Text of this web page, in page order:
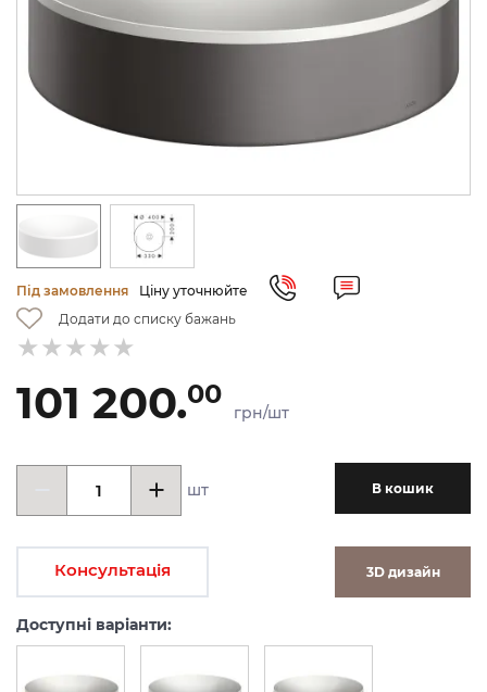
Під замовлення
Ціну уточнюйте
Додати до списку бажань
101 200.00
грн/шт
шт В кошик
Консультація 3D дизайн
Доступні варіанти: